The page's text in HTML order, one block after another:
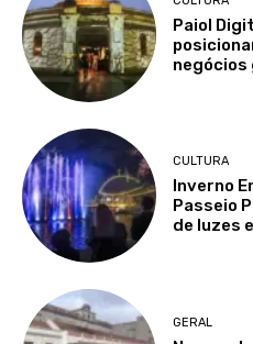
Paiol
negócios
CULTURA
Inverno
Passeio
de luzes
GERAL